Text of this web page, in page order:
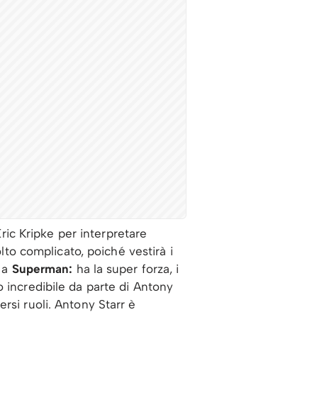
Kripke per interpretare
complicato, poiché vestirà i
Superman: ha la super forza, i
incredibile da parte di Antony
ruoli. Antony Starr è